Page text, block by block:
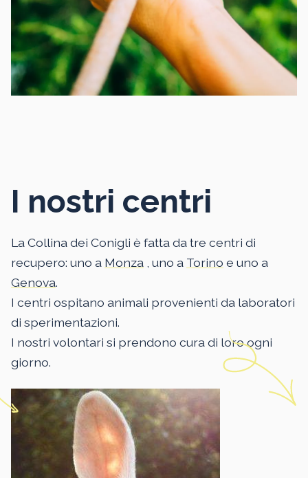
I nostri centri
La Collina dei Conigli è fatta da tre centri di
recupero: uno a Monza , uno a Torino e uno a
Genova.
I centri ospitano animali provenienti da laboratori
di sperimentazioni.
I nostri volontari si prendono cura di loro ogni
giorno.